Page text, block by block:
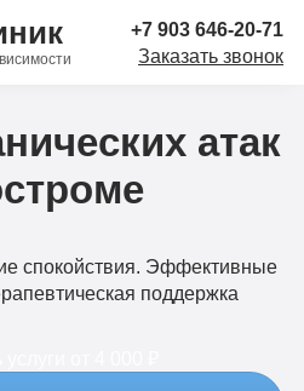
+7 903 646-20-71
Заказать звонок
атак
спокойствия. Эффективные
поддержка